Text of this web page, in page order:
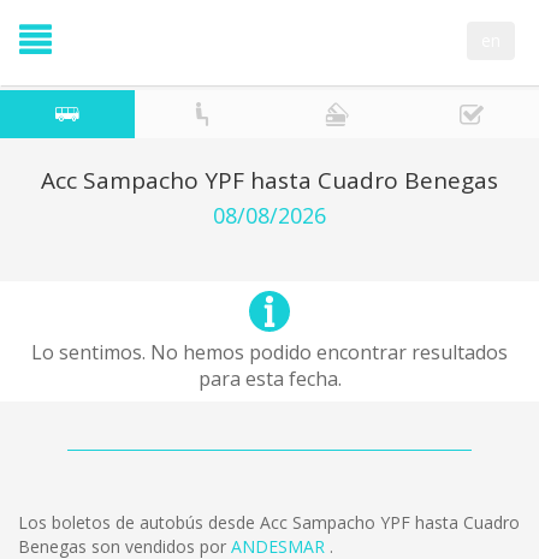
Acc Sampacho YPF hasta Cuadro Benegas
08/08/2026
Lo sentimos. No hemos podido encontrar resultados
para esta fecha.
Los boletos de autobús desde Acc Sampacho YPF hasta Cuadro
Benegas son vendidos por ANDESMAR .